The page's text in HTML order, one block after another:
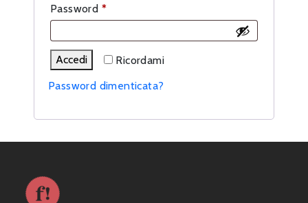
Password *Richiesto
Ricordami
Accedi
Password dimenticata?